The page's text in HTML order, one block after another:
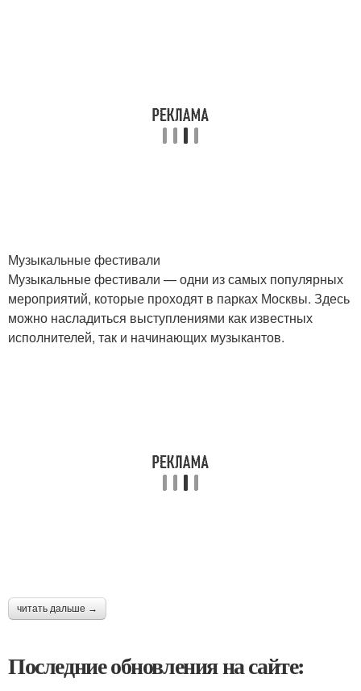
Музыкальные фестивали
Музыкальные фестивали — одни из самых популярных
мероприятий, которые проходят в парках Москвы. Здесь
можно насладиться выступлениями как известных
исполнителей, так и начинающих музыкантов.
читать дальше →
Последние обновления на сайте: